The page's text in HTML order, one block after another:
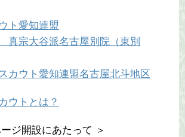
ト愛知連盟
宗大谷派名古屋別院（東別
カウト愛知連盟名古屋北斗地区
ウトとは？
ジ開設にあたって ＞